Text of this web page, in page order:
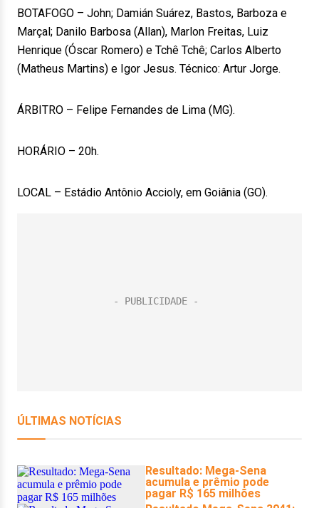
BOTAFOGO – John; Damián Suárez, Bastos, Barboza e
Marçal; Danilo Barbosa (Allan), Marlon Freitas, Luiz
Henrique (Óscar Romero) e Tchê Tchê; Carlos Alberto
(Matheus Martins) e Igor Jesus. Técnico: Artur Jorge.
ÁRBITRO – Felipe Fernandes de Lima (MG).
HORÁRIO – 20h.
LOCAL – Estádio Antônio Accioly, em Goiânia (GO).